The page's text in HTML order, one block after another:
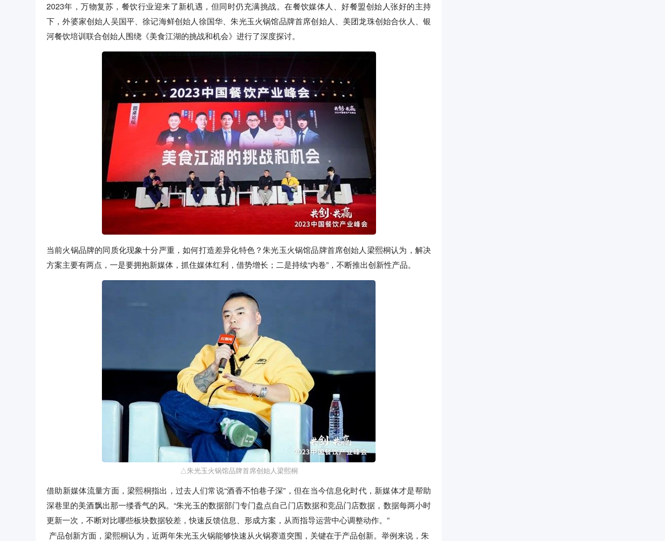
2023年，万物复苏，餐饮行业迎来了新机遇，但同时仍充满挑战。在餐饮媒体人、好餐盟创始人张好的主持
下，外婆家创始人吴国平、徐记海鲜创始人徐国华、朱光玉火锅馆品牌首席创始人、美团龙珠创始合伙人、银
河餐饮培训联合创始人围绕《美食江湖的挑战和机会》进行了深度探讨。
当前火锅品牌的同质化现象十分严重，如何打造差异化特色？朱光玉火锅馆品牌首席创始人梁熙桐认为，解决
方案主要有两点，一是要拥抱新媒体，抓住媒体红利，借势增长；二是持续“内卷”，不断推出创新性产品。
△朱光玉火锅馆品牌首席创始人梁熙桐
借助新媒体流量方面，梁熙桐指出，过去人们常说“酒香不怕巷子深”，但在当今信息化时代，新媒体才是帮助
深巷里的美酒飘出那一缕香气的风。“朱光玉的数据部门专门盘点自己门店数据和竞品门店数据，数据每两小时
更新一次，不断对比哪些板块数据较差，快速反馈信息、形成方案，从而指导运营中心调整动作。”
产品创新方面，梁熙桐认为，近两年朱光玉火锅能够快速从火锅赛道突围，关键在于产品创新。举例来说，朱